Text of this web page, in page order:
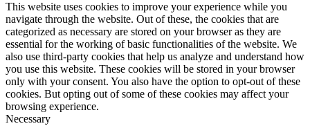
This website uses cookies to improve your experience while you
navigate through the website. Out of these, the cookies that are
categorized as necessary are stored on your browser as they are
essential for the working of basic functionalities of the website. We
also use third-party cookies that help us analyze and understand how
you use this website. These cookies will be stored in your browser
only with your consent. You also have the option to opt-out of these
cookies. But opting out of some of these cookies may affect your
browsing experience.
Necessary